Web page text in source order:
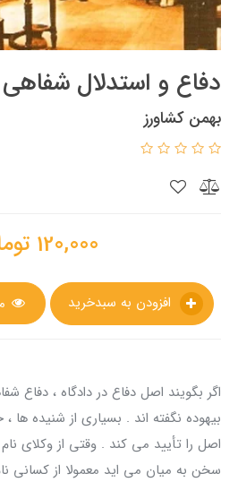
دفاع و استدلال شفاهی
بهمن کشاورز
120,000
اگر بگویند اصل دفاع در دادگاه ،
بیهوده نگفته اند . بسیاری از شنیده ها
اصل را تأیید می کند . وقتی از وکلای
سخن به میان می اید معمولا از کسانی